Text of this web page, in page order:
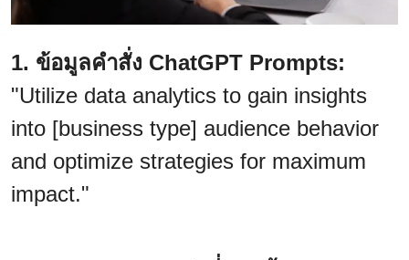
1. ข้อมูลคำสั่ง ChatGPT Prompts:
"Utilize data analytics to gain insights
into [business type] audience behavior
and optimize strategies for maximum
impact."